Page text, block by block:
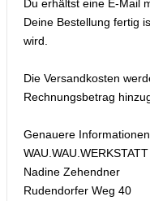
Du erhältst eine E-Mail
Deine Bestellung fertig
wird.
Die Versandkosten
Rechnungsbetrag
Genauere
WAU.WAU.WERKSTATT
Nadine Zehendner
Rudendorfer Weg 40